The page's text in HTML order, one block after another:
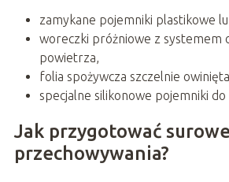
zamykane pojemniki plastikowe
woreczki próżniowe z systemem
powietrza,
folia spożywcza szczelnie
specjalne silikonowe pojemniki
Jak przygotować
przechowywania?